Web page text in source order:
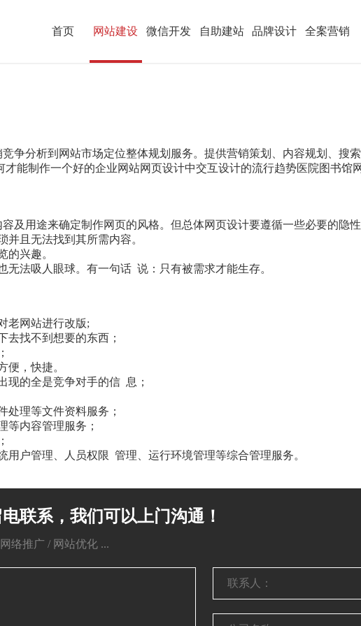
首页 网站建设 微信开发 自助建站 品牌设计 全案营销
争分析到网站市场定位整体规划服务。提供营销策划、内容规划、搜
能制作一个好的企业网站网页设计中交互设计的流行趋势医院图书
及用途来确定制作网页的风格。但总体网页设计要遵循一些必要的隐
且无法找到其所需内容。
的兴趣。
法吸人眼球。有一句话 说：只有被需求才能生存。
老网站进行改版;
去找不到想要的东西；
便，快捷。
现的全是竞争对手的信 息；
处理等文件资料服务；
等内容管理服务；
户管理、人员权限 管理、运行环境管理等综合管理服务。
联系，我们可以上门沟通！
络推广 / 网站优化 ...